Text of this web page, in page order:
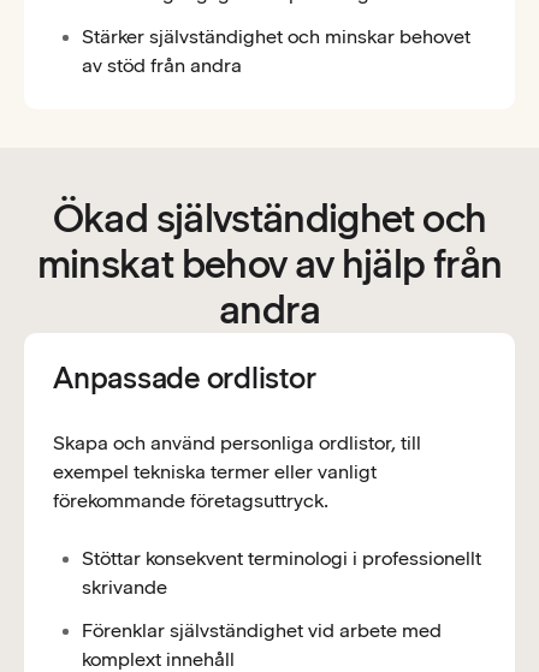
Stärker självständighet och minskar behovet
av stöd från andra
Ökad självständighet och
minskat behov av hjälp från
andra
Anpassade ordlistor
Skapa och använd personliga ordlistor, till
exempel tekniska termer eller vanligt
förekommande företagsuttryck.
Stöttar konsekvent terminologi i professionellt
skrivande
Förenklar självständighet vid arbete med
komplext innehåll